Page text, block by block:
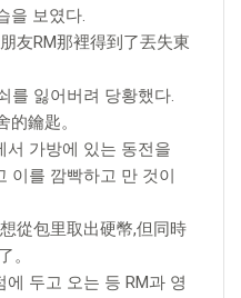
을 보였다.
友RM那裡得到了丟失東
를 잃어버려 당황했다.
鑰匙。
서 가방에 있는 동전을
이를 깜빡하고 만 것이
從包里取出硬幣,但同時
。
두고 오는 등 RM과 영